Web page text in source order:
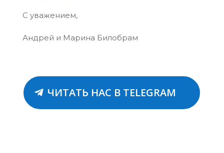
С уважением,
Андрей и Марина Билобрам
ЧИТАТЬ НАС В TELEGRAM